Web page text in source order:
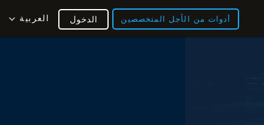
أدوات من الأجل المتخصصين العربية الدخول